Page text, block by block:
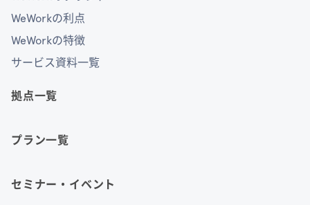
WeWorkの利点
WeWorkの特徴
サービス資料一覧
拠点一覧
プラン一覧
セミナー・イベント